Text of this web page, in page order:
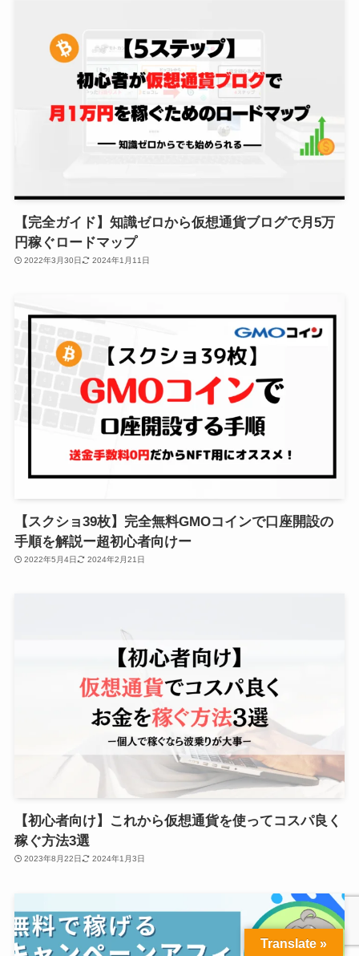
【完全ガイド】知識ゼロから仮想通貨ブログで月5万
円稼ぐロードマップ
2022年3月30日 2024年1月11日
【スクショ39枚】完全無料GMOコインで口座開設の
手順を解説ー超初心者向けー
2022年5月4日 2024年2月21日
【初心者向け】これから仮想通貨を使ってコスパ良く
稼ぐ方法3選
2023年8月22日 2024年1月3日
Translate »